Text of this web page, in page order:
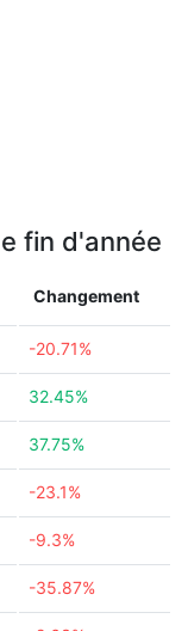
fin d'année
Changement
-20.71%
32.45%
37.75%
-23.1%
-9.3%
-35.87%